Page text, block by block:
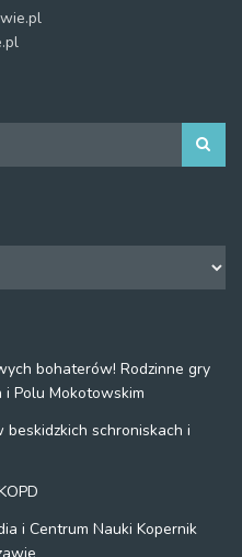
bohaterów! Rodzinne gry
Polu Mokotowskim
schroniskach i
i Centrum Nauki Kopernik